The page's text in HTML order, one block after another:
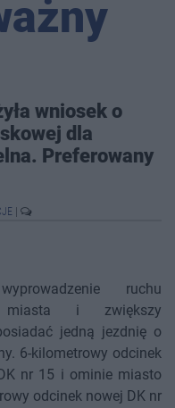
wniosek o
dla
Preferowany
ruchu
i zwiększy
jedną jezdnię o
6-kilometrowy odcinek
nr 15 i ominie miasto
odcinek nowej DK nr